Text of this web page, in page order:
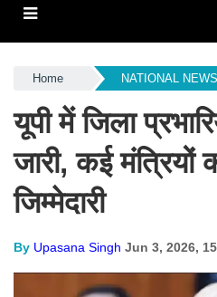
Home NATIONAL NEWS
यूपी में जिला
जारी, कई मंत्रियों
जिम्मेदारी
By Upasana Singh Jun 3, 2026,